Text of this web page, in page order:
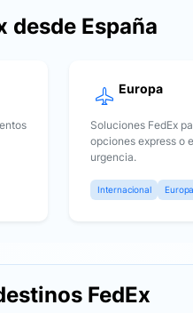
desde España
Europa
Soluciones FedEx
opciones express o
urgencia.
Internacional Europa
FedEx